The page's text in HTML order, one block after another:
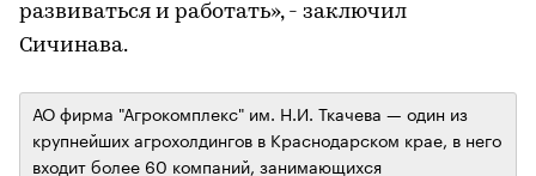
развиваться и работать», - заключил
Сичинава.
АО фирма "Агрокомплекс" им. Н.И. Ткачева — один из
крупнейших агрохолдингов в Краснодарском крае, в него
входит более 60 компаний, занимающихся